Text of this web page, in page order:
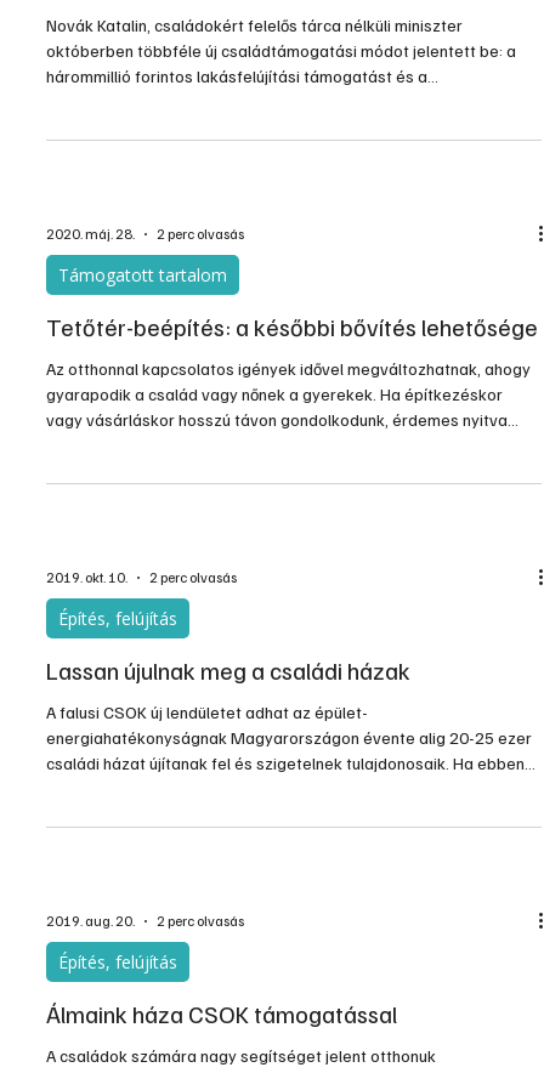
Novák Katalin, családokért felelős tárca nélküli miniszter
októberben többféle új családtámogatási módot jelentett be: a
hárommillió forintos lakásfelújítási támogatást és a
2020. máj. 28. 2 perc olvasás
Támogatott tartalom
Tetőtér-beépítés: a későbbi bővítés lehetősége
Az otthonnal kapcsolatos igények idővel megváltozhatnak, ahogy
gyarapodik a család vagy nőnek a gyerekek. Ha építkezéskor
vagy vásárláskor hosszú távon gondolkodunk, érdemes nyitva
2019. okt. 10. 2 perc olvasás
Építés, felújítás
Lassan újulnak meg a családi házak
A falusi CSOK új lendületet adhat az épület-
energiahatékonyságnak Magyarországon évente alig 20-25 ezer
családi házat újítanak fel és szigetelnek tulajdonosaik. Ha ebben
javíthatja, hogy
2019. aug. 20. 2 perc olvasás
Építés, felújítás
Álmaink háza CSOK támogatással
A családok számára nagy segítséget jelent otthonuk